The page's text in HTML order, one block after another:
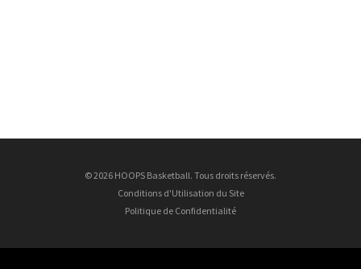
© 2026 HOOPS Basketball. Tous droits réservés.
Conditions d'Utilisation du Site
Politique de Confidentialité